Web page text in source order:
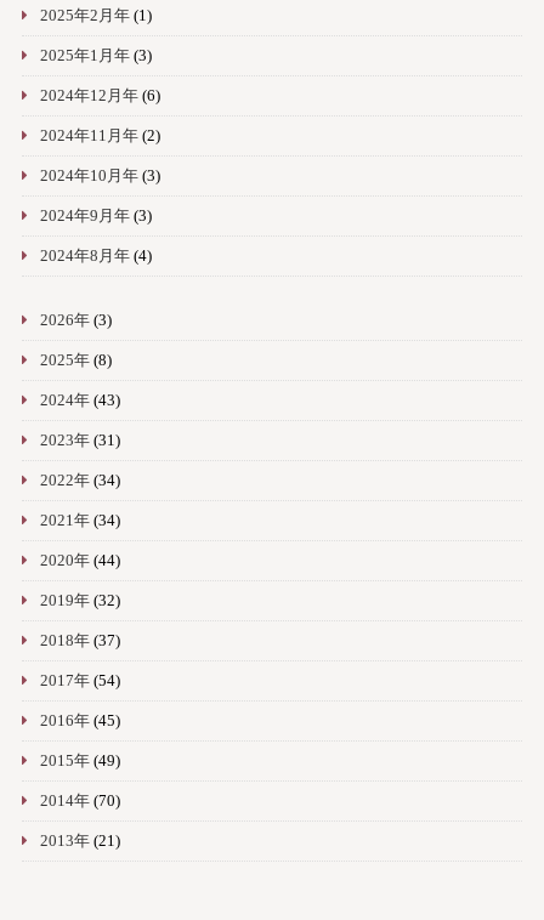
2025年2月年(1)
2025年1月年(3)
2024年12月年(6)
2024年11月年(2)
2024年10月年(3)
2024年9月年(3)
2024年8月年(4)
2026年(3)
2025年(8)
2024年(43)
2023年(31)
2022年(34)
2021年(34)
2020年(44)
2019年(32)
2018年(37)
2017年(54)
2016年(45)
2015年(49)
2014年(70)
2013年(21)